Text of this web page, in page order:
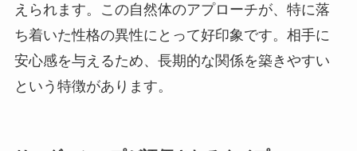
えられます。この自然体のアプローチが、特に落
ち着いた性格の異性にとって好印象です。相手に
安心感を与えるため、長期的な関係を築きやすい
という特徴があります。